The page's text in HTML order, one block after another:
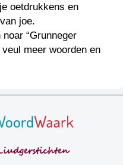
oetdrukkens en
joe.
“Grunneger
meer woorden en